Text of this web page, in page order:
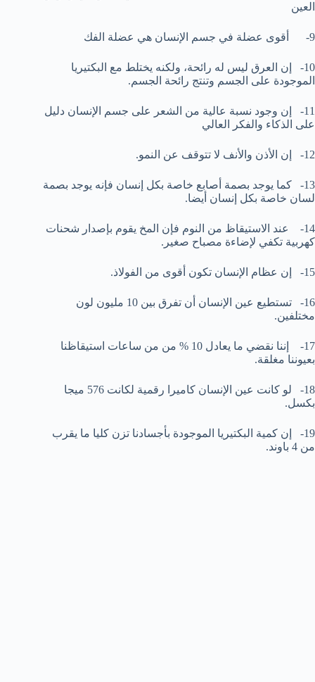
العين
9- أقوى عضلة في جسم الإنسان هي عضلة الفك
10- إن العرق ليس له رائحة، ولكنه يختلط مع البكتيريا
الموجودة على الجسم وتنتج رائحة الجسم.
11- إن وجود نسبة عالية من الشعر على جسم الإنسان دليل
على الذكاء والفكر العالي
12- إن الأذن والأنف لا تتوقف عن النمو.
13- كما يوجد بصمة أصابع خاصة بكل إنسان فإنه يوجد بصمة
لسان خاصة بكل إنسان أيضا.
14- عند الاستيقاظ من النوم فإن المخ يقوم بإصدار شحنات
كهربية تكفي لإضاءة مصباح صغير.
15- إن عظام الإنسان تكون أقوى من الفولاذ.
16- تستطيع عين الإنسان أن تفرق بين 10 مليون لون
مختلفين.
17- إننا نقضي ما يعادل 10 % من من ساعات استيقاظنا
بعيوننا مغلقة.
18- لو كانت عين الإنسان كاميرا رقمية لكانت 576 ميجا
بكسل.
19- إن كمية البكتيريا الموجودة بأجسادنا تزن كليا ما يقرب
من 4 باوند.